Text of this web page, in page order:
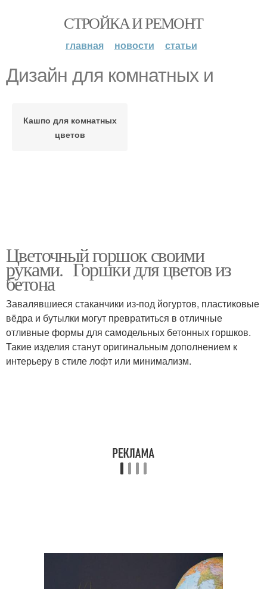
СТРОЙКА И РЕМОНТ
главная новости статьи
Дизайн для комнатных и
Кашпо для комнатных
цветов
Цветочный горшок своими
руками. Горшки для цветов из
бетона
Завалявшиеся стаканчики из-под йогуртов, пластиковые
вёдра и бутылки могут превратиться в отличные
отливные формы для самодельных бетонных горшков.
Такие изделия станут оригинальным дополнением к
интерьеру в стиле лофт или минимализм.